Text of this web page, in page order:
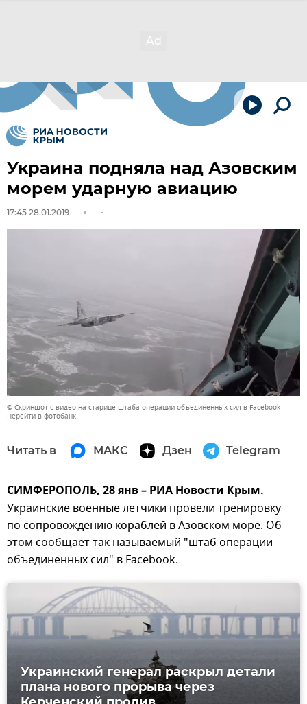
Украина подняла над Азовским
морем ударную авиацию
17:45 28.01.2019
© Скриншот с видео на старице штаба операции объединенных сил в Facebook
Перейти в фотобанк
Читать в МАКС Дзен Telegram
СИМФЕРОПОЛЬ, 28 янв – РИА Новости Крым.
Украинские военные летчики провели тренировку
по сопровождению кораблей в Азовском море. Об
этом сообщает так называемый "штаб операции
объединенных сил" в Facebook.
Украинский генерал раскрыл детали
плана нового прорыва через